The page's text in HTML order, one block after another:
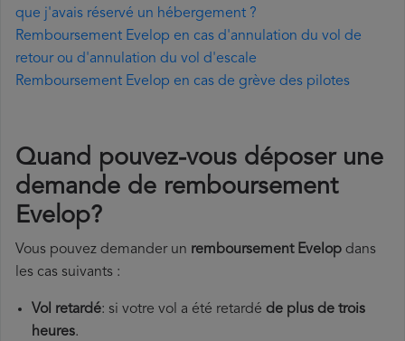
que j'avais réservé un hébergement ?
Remboursement Evelop en cas d'annulation du vol de
retour ou d'annulation du vol d'escale
Remboursement Evelop en cas de grève des pilotes
Quand pouvez-vous déposer une
demande de remboursement
Evelop?
Vous pouvez demander un remboursement Evelop dans
les cas suivants :
Vol retardé: si votre vol a été retardé de plus de trois
heures.